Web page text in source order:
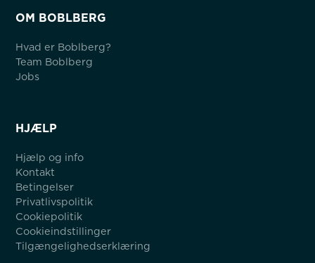
OM BOBLBERG
Hvad er Boblberg?
Team Boblberg
Jobs
HJÆLP
Hjælp og info
Kontakt
Betingelser
Privatlivspolitik
Cookiepolitik
Cookieindstillinger
Tilgængelighedserklæring